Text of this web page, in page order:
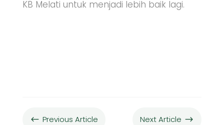
KB Melati untuk menjadi lebih baik lagi.
# Previous Article Next Article $